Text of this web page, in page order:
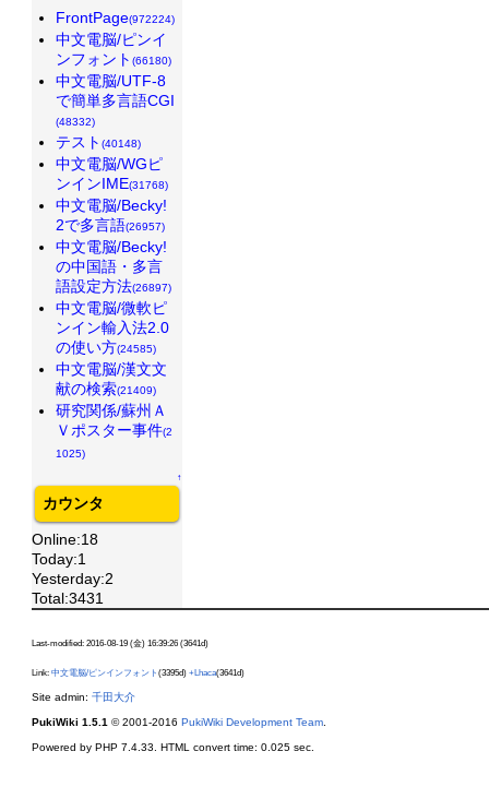
FrontPage(972224)
中文電脳/ピンイ
ンフォント (66180)
中文電脳/UTF-8
で簡単多言語CGI
(48332)
テスト (40148)
中文電脳/WGピ
ンインIME(31768)
中文電脳/Becky!
2で多言語(26957)
中文電脳/Becky!
の中国語・多言
語設定方法(26897)
中文電脳/微軟ピ
ンイン輸入法2.0
の使い方(24585)
中文電脳/漢文文
献の検索(21409)
研究関係/蘇州Ａ
Ｖポスター事件(2
1025)
↑
カウンタ
Online:18
Today:1
Yesterday:2
Total:3431
Last-modified: 2016-08-19 (金) 16:39:26 (3641d)
Link: 中文電脳/ピンインフォント (3395d) +Lhaca(3641d)
Site admin: 千田大介
PukiWiki 1.5.1 © 2001-2016 PukiWiki Development Team.
Powered by PHP 7.4.33. HTML convert time: 0.025 sec.